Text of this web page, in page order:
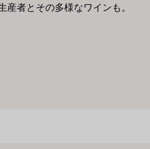
者とその多様なワインも。